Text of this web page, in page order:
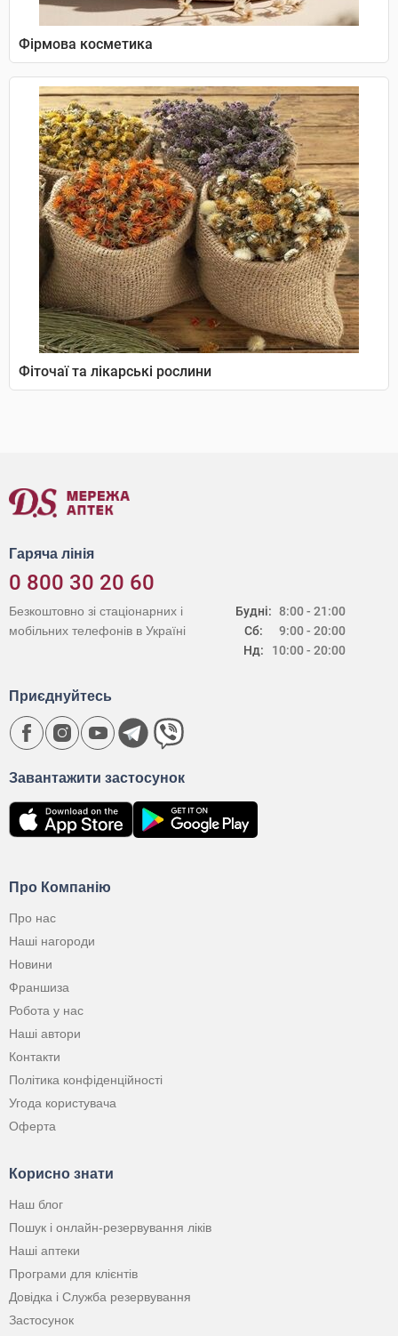
Фірмова косметика
Фіточаї та лікарські рослини
Гаряча лінія
0 800 30 20 60
Будні:
Сб:
Нд:
8:00 - 21:00
9:00 - 20:00
10:00 - 20:00
Безкоштовно зі стаціонарних і
мобільних телефонів в Україні
Про Компанію
Про нас
Наші нагороди
Новини
Франшиза
Робота у нас
Наші автори
Контакти
Політика конфіденційності
Угода користувача
Оферта
Корисно знати
Наш блог
Пошук і онлайн-резервування ліків
Наші аптеки
Програми для клієнтів
Довідка і Служба резервування
Застосунок
Завантажити застосунок
Приєднуйтесь